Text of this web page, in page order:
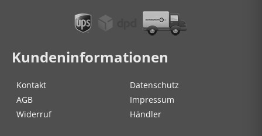
Kundeninformationen
Kontakt
Datenschutz
AGB
Impressum
Widerruf
Händler